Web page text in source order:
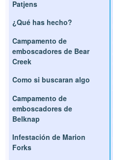
Patjens
¿Qué has hecho?
Campamento de
emboscadores de Bear
Creek
Como si buscaran algo
Campamento de
emboscadores de
Belknap
Infestación de Marion
Forks